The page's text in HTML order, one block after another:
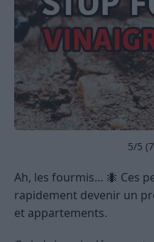
5/5 (7
Ah, les fourmis… 🐜 Ces
rapidement devenir un
et appartements.